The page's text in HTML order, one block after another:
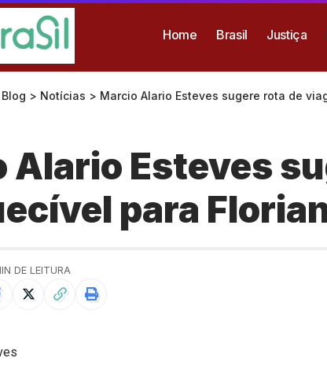
Home Brasil Justiça
Blog > Notícias > Marcio Alario Esteves sugere rota de
Alario Esteves
para
DE LEITURA